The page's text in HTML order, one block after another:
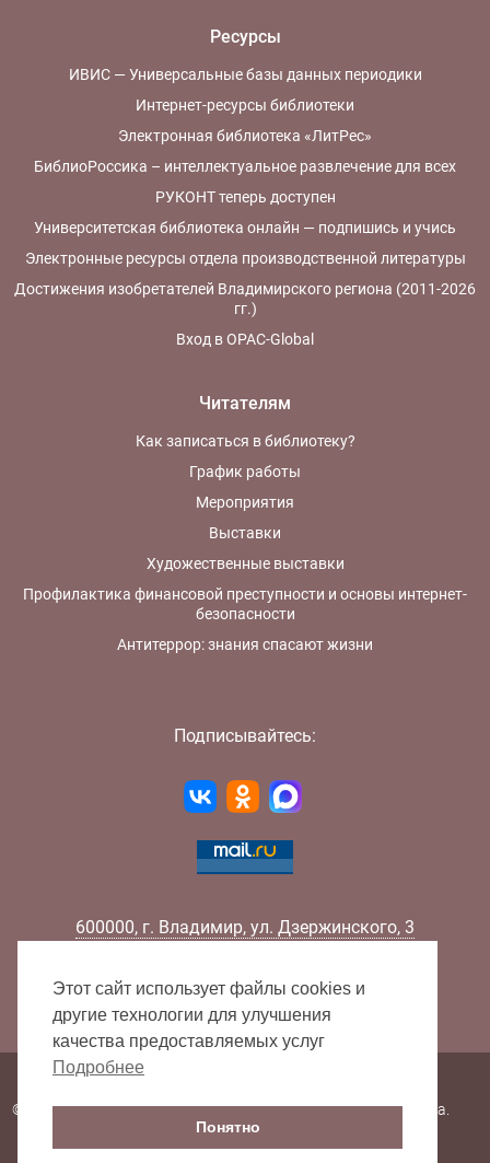
Ресурсы
ИВИС — Универсальные базы данных периодики
Интернет-ресурсы библиотеки
Электронная библиотека «ЛитРес»
БиблиоРоссика – интеллектуальное развлечение для всех
РУКОНТ теперь доступен
Университетская библиотека онлайн — подпишись и учись
Электронные ресурсы отдела производственной литературы
Достижения изобретателей Владимирского региона (2011-2026
гг.)
Вход в OPAC-Global
Читателям
Как записаться в библиотеку?
График работы
Мероприятия
Выставки
Художественные выставки
Профилактика финансовой преступности и основы интернет-
безопасности
Антитеррор: знания спасают жизни
Подписывайтесь:
600000, г. Владимир, ул. Дзержинского, 3
Факс:
+7 (4922) 32-52-88
E-mail:
info@lib33.ru
© 2000 - 2026 Владимирская областная научная библиотека.
Этот сайт использует файлы cookies и
другие технологии для улучшения
качества предоставляемых услуг
Подробнее
Понятно